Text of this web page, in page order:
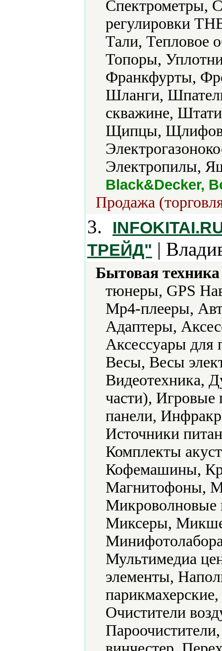
Спектрометры,
регулировки
Тали, Тепловое
Топоры,
Франкфурты,
Шланги,
скважине,
Щипцы,
Электропилы,
Black&Decker,
Продажа
3.
ТРЕЙД" |
Бытовая
тюнеры, GPS
Mp4-плееры,
Адаптеры,
Аксессуары для
Весы, Весы
Видеотехника,
части), Игровые
панели,
Источники
Комплекты
Кофемашины,
Магнитофоны,
Миксеры,
Мультимедиа
элементы,
Очистители